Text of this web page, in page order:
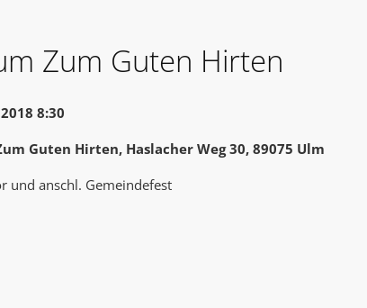
Zum Guten Hirten
8:30
Guten Hirten, Haslacher Weg 30, 89075 Ulm
und anschl. Gemeindefest